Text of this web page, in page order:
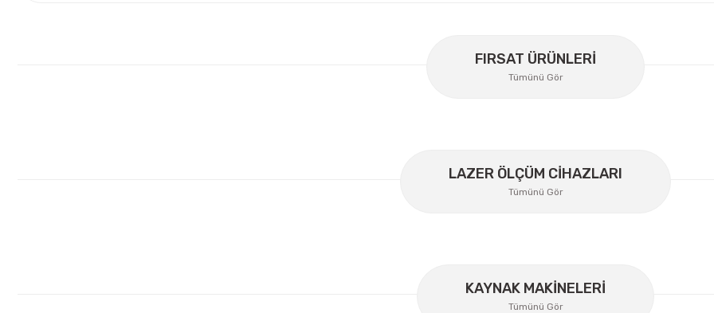
Bu ürüne ilk yorumu siz yapın!
Gönder
FIRSAT ÜRÜNLERİ
Tümünü Gör
LAZER ÖLÇÜM CİHAZLARI
Tümünü Gör
KAYNAK MAKİNELERİ
Tümünü Gör